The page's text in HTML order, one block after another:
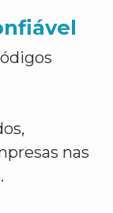
nas